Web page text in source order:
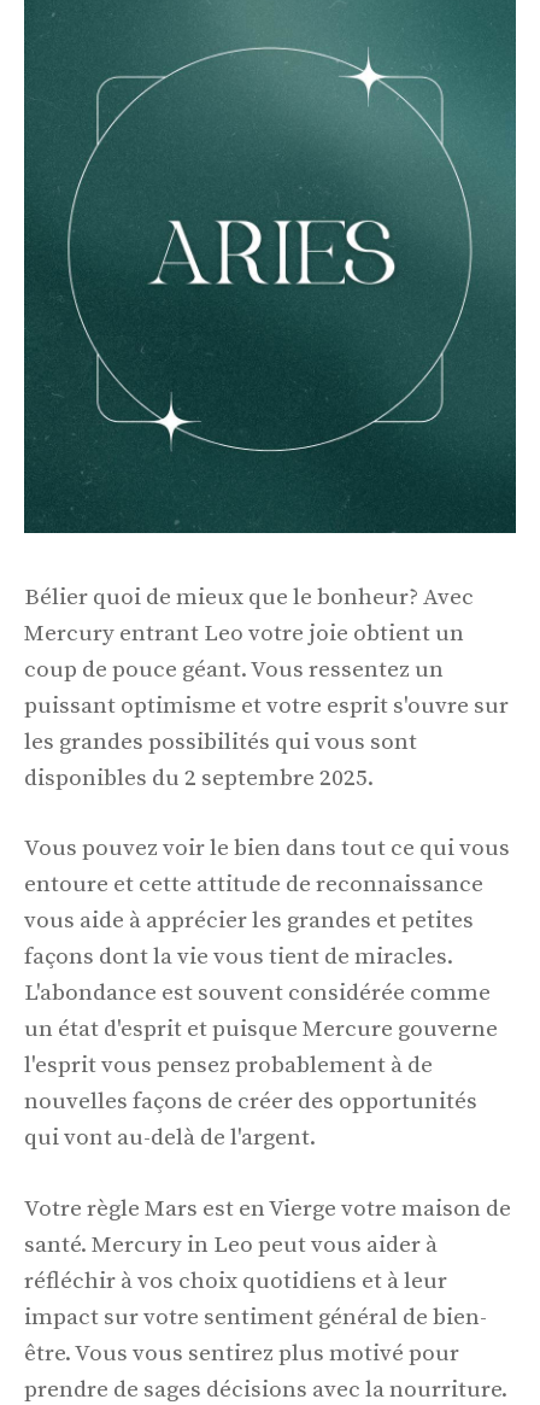
Bélier quoi de mieux que le bonheur? Avec
Mercury entrant Leo votre joie obtient un
coup de pouce géant. Vous ressentez un
puissant optimisme et votre esprit s'ouvre sur
les grandes possibilités qui vous sont
disponibles du 2 septembre 2025.
Vous pouvez voir le bien dans tout ce qui vous
entoure et cette attitude de reconnaissance
vous aide à apprécier les grandes et petites
façons dont la vie vous tient de miracles.
L'abondance est souvent considérée comme
un état d'esprit et puisque Mercure gouverne
l'esprit vous pensez probablement à de
nouvelles façons de créer des opportunités
qui vont au-delà de l'argent.
Votre règle Mars est en Vierge votre maison de
santé. Mercury in Leo peut vous aider à
réfléchir à vos choix quotidiens et à leur
impact sur votre sentiment général de bien-
être. Vous vous sentirez plus motivé pour
prendre de sages décisions avec la nourriture.